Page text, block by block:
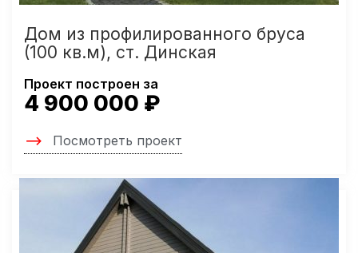
Дом из профилированного бруса
(100 кв.м), ст. Динская
Проект построен за
4 900 000 ₽
Посмотреть проект